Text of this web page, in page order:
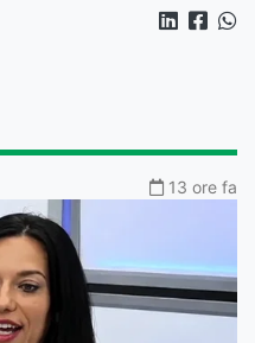
13 ore fa